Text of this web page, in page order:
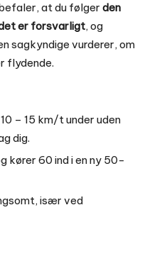
at du følger den
er forsvarligt, og
sagkyndige vurderer, om
flydende.
– 15 km/t under uden
dig.
kører 60 ind i en ny 50-
især ved